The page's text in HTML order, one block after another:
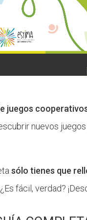
juegos
nuevos
sólo tienes que
¿Es fácil, verdad?